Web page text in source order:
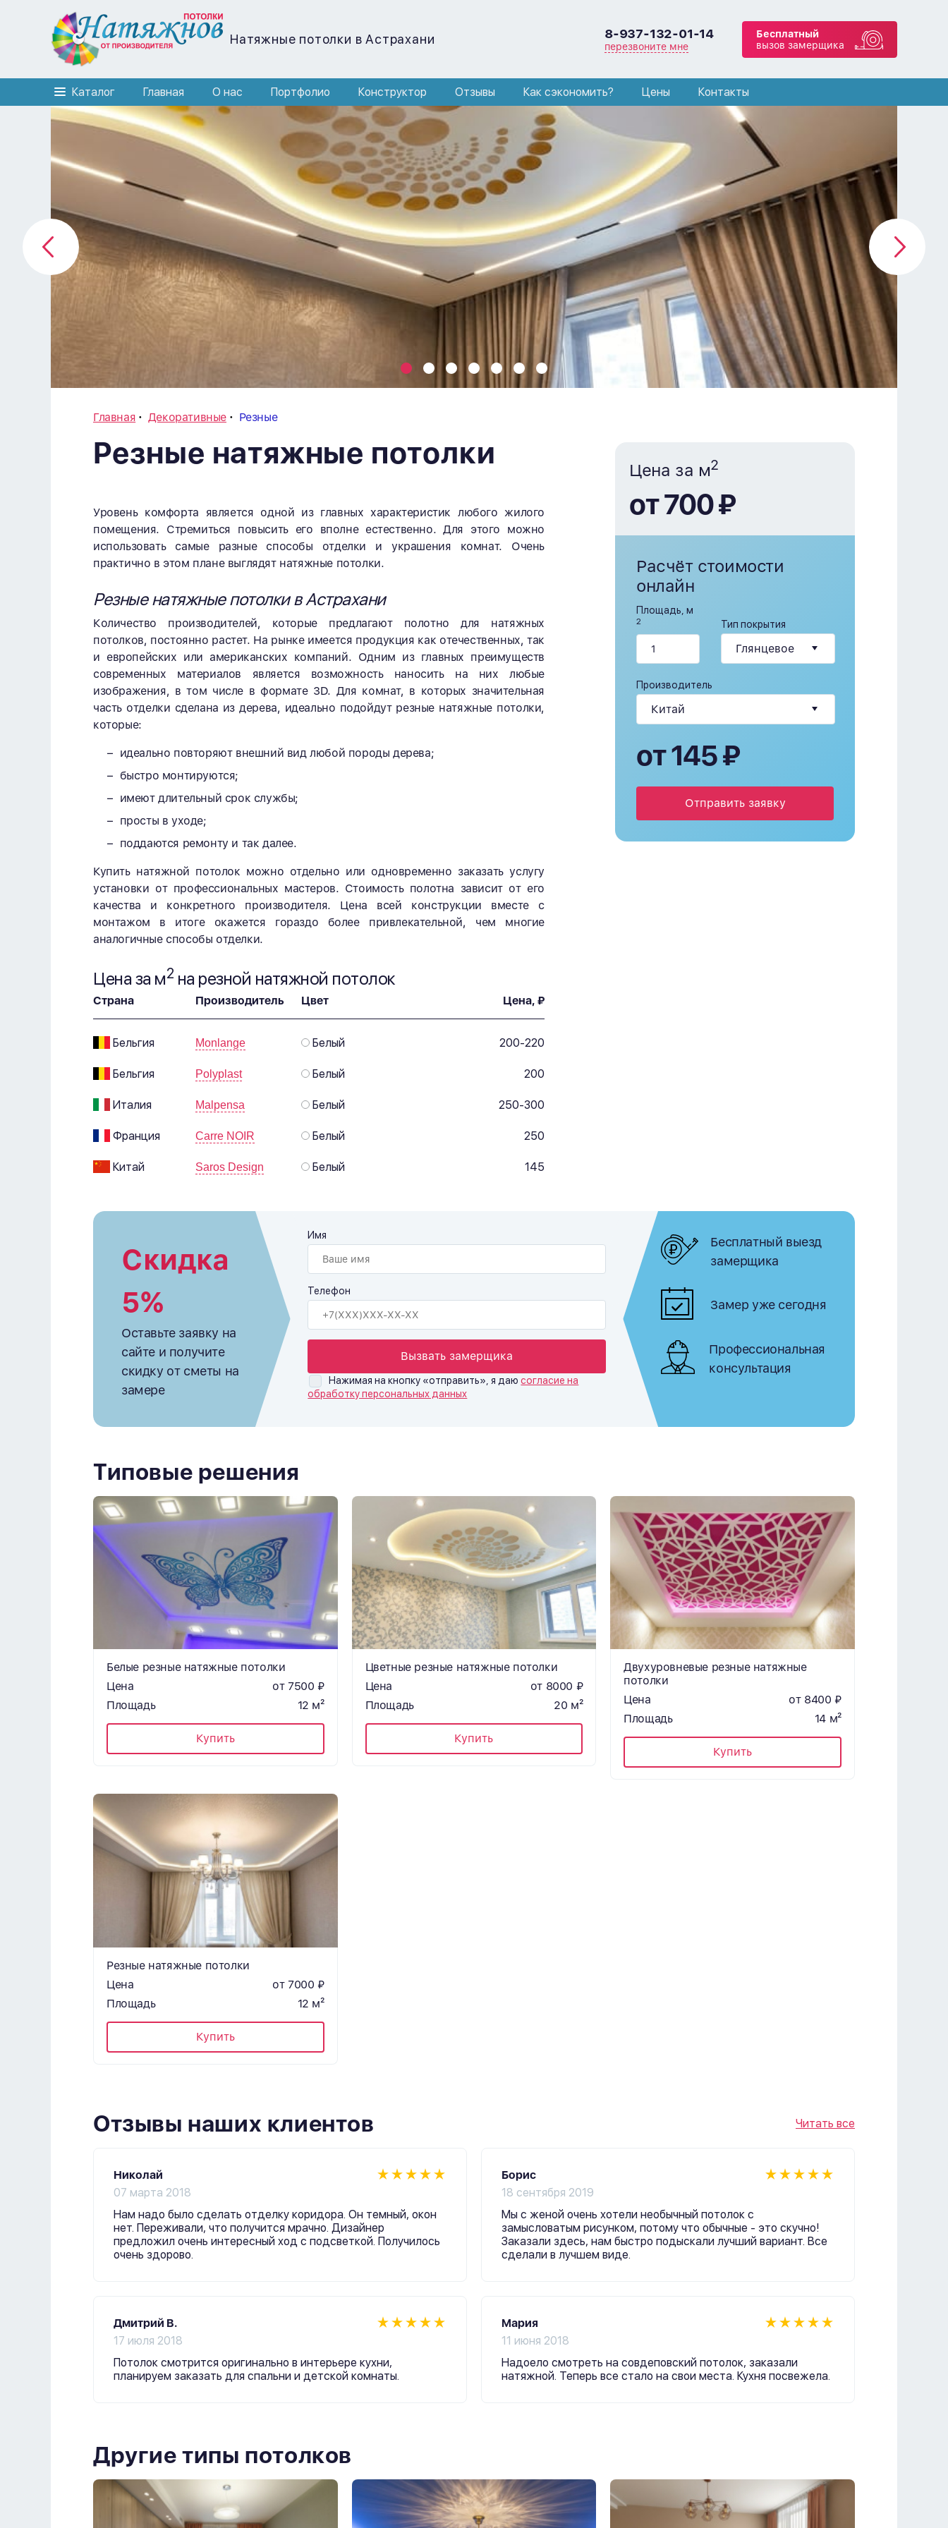
Натяжные потолки в Астрахани 8-937-132-01-14
перезвоните мне
Бесплатный
вызов замерщика
Каталог Главная О нас Портфолио Конструктор Отзывы Как сэкономить? Цены Контакты
Главная Декоративные Резные
Резные натяжные потолки
Уровень комфорта является одной из главных характеристик любого жилого
помещения. Стремиться повысить его вполне естественно. Для этого можно
использовать самые разные способы отделки и украшения комнат. Очень
практично в этом плане выглядят натяжные потолки.
Резные натяжные потолки в Астрахани
Количество производителей, которые предлагают полотно для натяжных
потолков, постоянно растет. На рынке имеется продукция как отечественных, так
и европейских или американских компаний. Одним из главных преимуществ
современных материалов является возможность наносить на них любые
изображения, в том числе в формате 3D. Для комнат, в которых значительная
часть отделки сделана из дерева, идеально подойдут резные натяжные потолки,
которые:
идеально повторяют внешний вид любой породы дерева;
быстро монтируются;
имеют длительный срок службы;
просты в уходе;
поддаются ремонту и так далее.
Купить натяжной потолок можно отдельно или одновременно заказать услугу
установки от профессиональных мастеров. Стоимость полотна зависит от его
качества и конкретного производителя. Цена всей конструкции вместе с
монтажом в итоге окажется гораздо более привлекательной, чем многие
аналогичные способы отделки.
Цена за м2 на резной натяжной потолок
Страна Производитель Цвет Цена, ₽
Бельгия Monlange Белый 200-220
Бельгия Polyplast Белый 200
Италия Malpensa Белый 250-300
Франция Carre NOIR Белый 250
Китай Saros Design Белый 145
Цена за м2
от 700 ₽
Расчёт стоимости
онлайн
Площадь, м
2 Тип покрытия
Производитель
от 145 ₽
Отправить заявку
Скидка
5%
Оставьте заявку на
сайте и получите
скидку от сметы на
замере
Имя
Телефон
Вызвать замерщика
Нажимая на кнопку «отправить», я даюсогласие на
обработку персональных данных
Бесплатный выезд
замерщика
Замер уже сегодня
Профессиональная
консультация
Типовые решения
Белые резные натяжные потолки
Цена
от 7500 ₽
Площадь
12 м²
Купить
Цветные резные натяжные потолки
Цена
от 8000 ₽
Площадь
20 м²
Купить
Двухуровневые резные натяжные
потолки
Цена
от 8400 ₽
Площадь
14 м²
Купить
Резные натяжные потолки
Цена
от 7000 ₽
Площадь
12 м²
Купить
Отзывы наших клиентов Читать все
Николай
07 марта 2018
Нам надо было сделать отделку коридора. Он темный, окон
нет. Переживали, что получится мрачно. Дизайнер
предложил очень интересный ход с подсветкой. Получилось
очень здорово.
Дмитрий В.
17 июля 2018
Потолок смотрится оригинально в интерьере кухни,
планируем заказать для спальни и детской комнаты.
Борис
18 сентября 2019
Мы с женой очень хотели необычный потолок с
замысловатым рисунком, потому что обычные - это скучно!
Заказали здесь, нам быстро подыскали лучший вариант. Все
сделали в лучшем виде.
Мария
11 июня 2018
Надоело смотреть на совдеповский потолок, заказали
натяжной. Теперь все стало на свои места. Кухня посвежела.
Другие типы потолков